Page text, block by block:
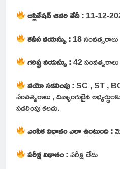
అప్లికేషన్ చివరి తేదీ :11-12-
కనీస వయస్సు :18 సంవత్సరాలు
గరిష్ట వయస్సు :42 సంవత్సరాలు
వయో సడలింపు :SC , ST ,
సంవత్సరాలు , దివ్యాంగులైన
సడలింపు కలదు.
ఎంపిక విధానం ఎలా ఉంటుంది :
పరీక్ష విధానం :పరీక్ష లేదు